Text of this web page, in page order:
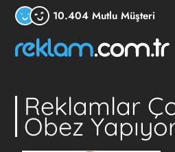
10.404 Mutlu Müşteri
Reklamlar
Obez